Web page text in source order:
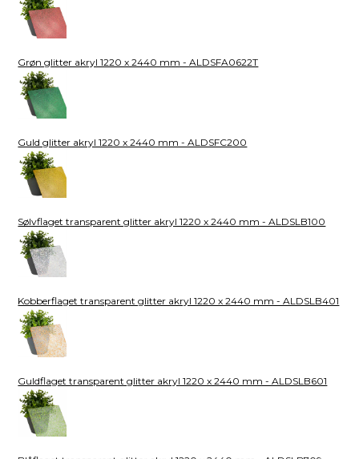
Grøn glitter akryl 1220 x 2440 mm - ALDSFA0622T
Guld glitter akryl 1220 x 2440 mm - ALDSFC200
Sølvflaget transparent glitter akryl 1220 x 2440 mm - ALDSLB100
Kobberflaget transparent glitter akryl 1220 x 2440 mm - ALDSLB401
Guldflaget transparent glitter akryl 1220 x 2440 mm - ALDSLB601